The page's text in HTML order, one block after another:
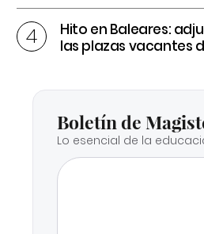
Hito en Baleares:
las plazas vacantes
Boletín de
Lo esencial de la